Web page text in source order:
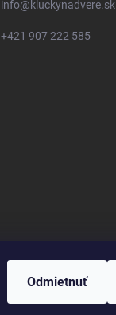
Odmietnuť
info@kluckynadvere.sk
+421 907 222 585